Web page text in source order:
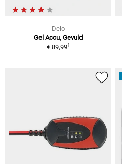
Delo
Gel Accu, Gevuld
€ 89,991